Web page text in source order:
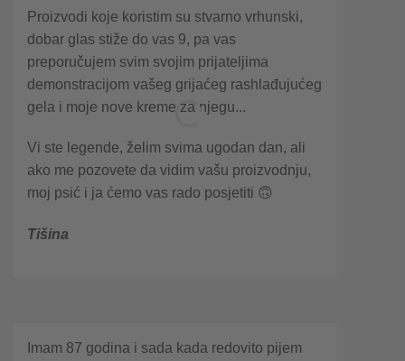
Proizvodi koje koristim su stvarno vrhunski,
dobar glas stiže do vas 9, pa vas
preporučujem svim svojim prijateljima
demonstracijom vašeg grijaćeg rashlađujućeg
gela i moje nove kreme za njegu...
Vi ste legende, želim svima ugodan dan, ali
ako me pozovete da vidim vašu proizvodnju,
moj psić i ja ćemo vas rado posjetiti 🙃
Tišina
Imam 87 godina i sada kada redovito pijem